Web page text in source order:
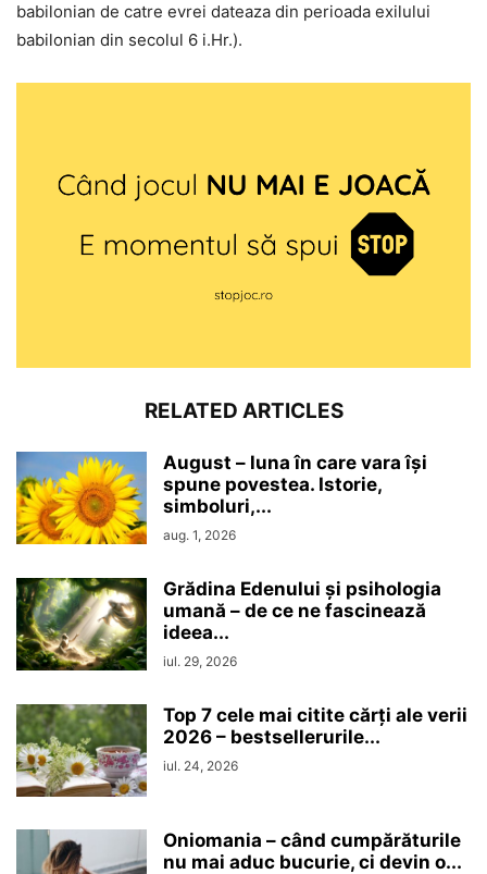
babilonian de catre evrei dateaza din perioada exilului
babilonian din secolul 6 i.Hr.).
RELATED ARTICLES
August – luna în care vara își
spune povestea. Istorie,
simboluri,...
aug. 1, 2026
Grădina Edenului și psihologia
umană – de ce ne fascinează
ideea...
iul. 29, 2026
Top 7 cele mai citite cărți ale verii
2026 – bestsellerurile...
iul. 24, 2026
Oniomania – când cumpărăturile
nu mai aduc bucurie, ci devin o...